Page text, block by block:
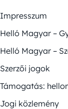
Impresszum
Helló Magyar –
Helló Magyar –
Szerzői jogok
Támogatás:
Jogi közlemény